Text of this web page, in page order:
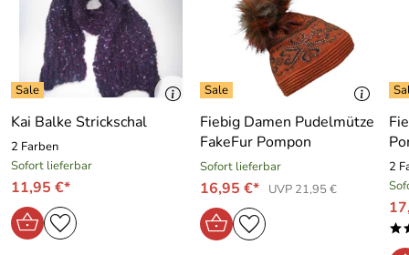
Kai Balke Strickschal
2 Farben
Sofort lieferbar
11,95 €*
Fiebig Damen Pudelmütze
FakeFur Pompon
Sofort lieferbar
16,95 €* UVP 21,95 €
2